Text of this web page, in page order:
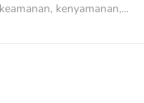
kenyamanan,...